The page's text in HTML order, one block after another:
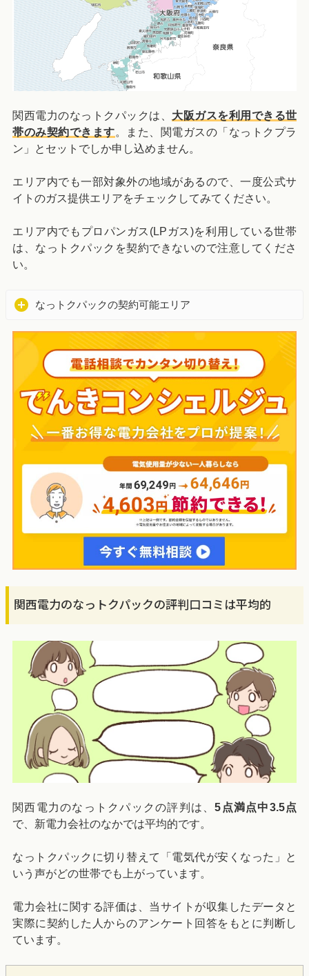
関西電力のなっトクパックは、 大阪ガスを利用できる世
帯のみ契約できます。また、関電ガスの「なっトクプラ
ン」とセットでしか申し込めません。
エリア内でも一部対象外の地域があるので、一度公式サ
イトのガス提供エリアをチェックしてみてください。
エリア内でもプロパンガス(LPガス)を利用している世帯
は、なっトクパックを契約できないので注意してくださ
い。
なっトクパックの契約可能エリア
関西電力のなっトクパックの評判口コミは平均的
関西電力のなっトクパックの評判は、5点満点中3.5点
で、新電力会社のなかでは平均的です。
なっトクパックに切り替えて「電気代が安くなった」と
いう声がどの世帯でも上がっています。
電力会社に関する評価は、当サイトが収集したデータと
実際に契約した人からのアンケート回答をもとに判断し
ています。